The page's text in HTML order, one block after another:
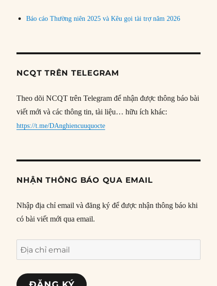
Báo cáo Thường niên 2025 và Kêu gọi tài trợ năm 2026
NCQT TRÊN TELEGRAM
Theo dõi NCQT trên Telegram để nhận được thông báo bài
viết mới và các thông tin, tài liệu… hữu ích khác:
https://t.me/DAnghiencuuquocte
NHẬN THÔNG BÁO QUA EMAIL
Nhập địa chỉ email và đăng ký để được nhận thông báo khi
có bài viết mới qua email.
Địa
chỉ
email